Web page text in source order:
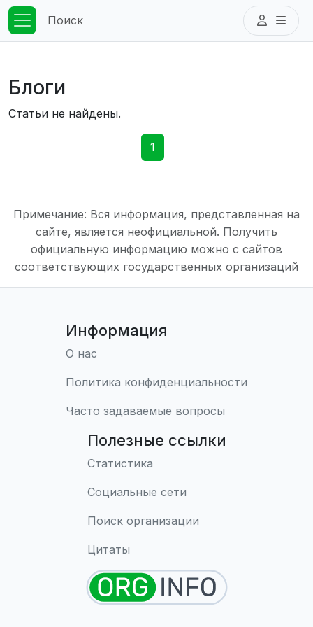
Поиск
Блоги
Статьи не найдены.
1
Примечание: Вся информация, представленная на
сайте, является неофициальной. Получить
официальную информацию можно с сайтов
соответствующих государственных организаций
Информация
О нас
Политика конфиденциальности
Часто задаваемые вопросы
Полезные ссылки
Статистика
Социальные сети
Поиск организации
Цитаты